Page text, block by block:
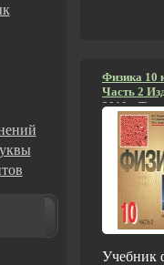
вопроса
главы
Физика 10
Часть 2
2010 г
стр ISBN
978-5-
50000
Учебник